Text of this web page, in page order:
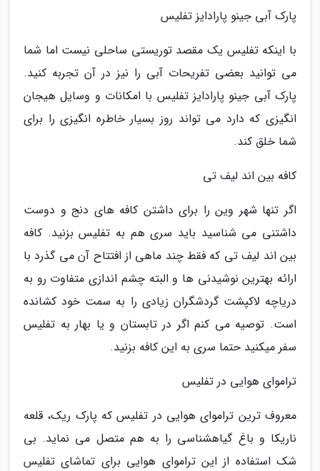
پارک آبی جینو پارادایز تفلیس
با اینکه تفلیس یک مقصد توریستی ساحلی نیست اما شما
می توانید بعضی تفریحات آبی را نیز در آن تجربه کنید.
پارک آبی جینو پارادایز تفلیس با امکانات و وسایل هیجان
انگیزی که دارد می تواند روز بسیار خاطره انگیزی را برای
شما خلق کند.
کافه بین اند لیف تی
اگر تنها شهر وین را برای داشتن کافه های دنج و دوست
داشتنی می شناسید باید سری هم به تفلیس بزنید. کافه
بین اند لیف تی که فقط چند ماهی از افتتاح آن می گذرد با
ارائه بهترین نوشیدنی ها و البته چشم اندازی متفاوت رو به
دریاچه لاکپشت گردشگران زیادی را به سمت خود کشانده
است. توصیه می کنم اگر در تابستان و یا بهار به تفلیس
سفر میکنید حتما سری به این کافه بزنید.
تراموای هوایی در تفلیس
معروف ترین تراموای هوایی در تفلیس که پارک ریک، قلعه
ناریکا و باغ گیاهشناسی را به هم متصل می نماید. بی
شک استفاده از این تراموای هوایی برای تماشای تفلیس